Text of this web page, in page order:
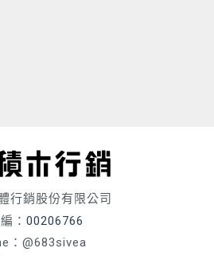
行銷股份有限公司
： 00206766
：@683sivea